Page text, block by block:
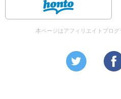
本ページはアフィリエイトプロ